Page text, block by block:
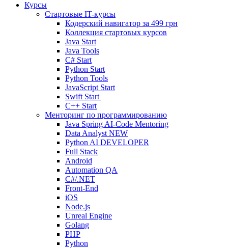
Курсы
Стартовые IT-курсы
Кодерский навигатор за 499 грн
Коллекция стартовых курсов
Java Start
Java Tools
C# Start
Python Start
Python Tools
JavaScript Start
Swift Start
C++ Start
Менторинг по программированию
Java Spring AI-Code Mentoring
Data Analyst NEW
Python AI DEVELOPER
Full Stack
Android
Automation QA
C#/.NET
Front-End
iOS
Node.js
Unreal Engine
Golang
PHP
Python